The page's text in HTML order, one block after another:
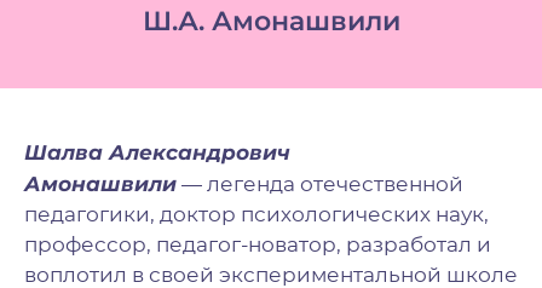
Ш.А. Амонашвили
Шалва Александрович
Амонашвили — легенда отечественной
педагогики, доктор психологических наук,
профессор, педагог-новатор, разработал и
воплотил в своей экспериментальной школе